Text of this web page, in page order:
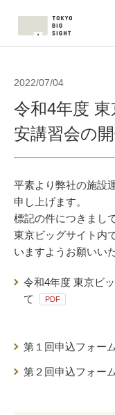
2022/07/04
令和4年度
安講習会の
平素より弊社の施設
申し上げます。
標記の件につきまし
東京ビッグサイト内
いますようお願いい
令和4年度 東京ビ
て
PDF
第１回申込フォーム
第２回申込フォーム